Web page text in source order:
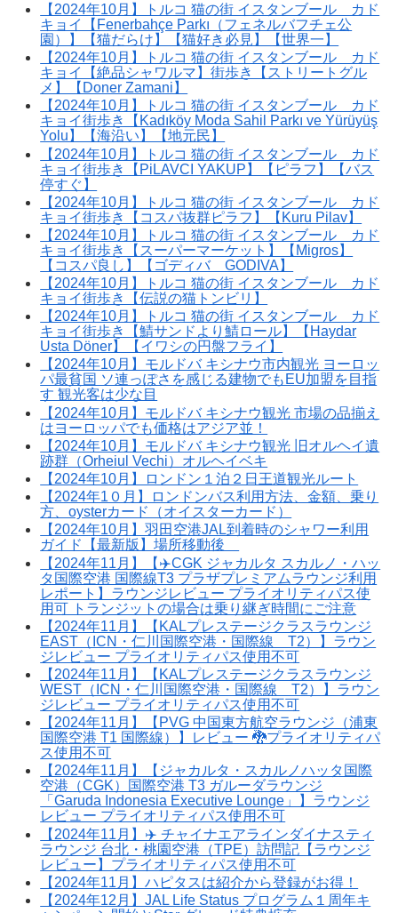
【2024年10月】トルコ 猫の街 イスタンブール カド
キョイ【Fenerbahçe Parkı（フェネルバフチェ公
園）】【猫だらけ】【猫好き必見】【世界一】
【2024年10月】トルコ 猫の街 イスタンブール カド
キョイ【絶品シャワルマ】街歩き【ストリートグル
メ】【Doner Zamani】
【2024年10月】トルコ 猫の街 イスタンブール カド
キョイ街歩き【Kadıköy Moda Sahil Parkı ve Yürüyüş
Yolu】【海沿い】【地元民】
【2024年10月】トルコ 猫の街 イスタンブール カド
キョイ街歩き【PiLAVCI YAKUP】【ピラフ】【バス
停すぐ】
【2024年10月】トルコ 猫の街 イスタンブール カド
キョイ街歩き【コスパ抜群ピラフ】【Kuru Pilav】
【2024年10月】トルコ 猫の街 イスタンブール カド
キョイ街歩き【スーパーマーケット】【Migros】
【コスパ良し】【ゴディバ GODIVA】
【2024年10月】トルコ 猫の街 イスタンブール カド
キョイ街歩き【伝説の猫トンビリ】
【2024年10月】トルコ 猫の街 イスタンブール カド
キョイ街歩き【鯖サンドより鯖ロール】【Haydar
Usta Döner】【イワシの円盤フライ】
【2024年10月】モルドバ キシナウ市内観光 ヨーロッ
パ最貧国 ソ連っぽさを感じる建物でもEU加盟を目指
す 観光客は少な目
【2024年10月】モルドバ キシナウ観光 市場の品揃え
はヨーロッパでも価格はアジア並！
【2024年10月】モルドバ キシナウ観光 旧オルヘイ遺
跡群（Orheiul Vechi）オルヘイベキ
【2024年10月】ロンドン１泊２日王道観光ルート
【2024年1０月】ロンドンバス利用方法、金額、乗り
方、oysterカード（オイスターカード）
【2024年10月】羽田空港JAL到着時のシャワー利用
ガイド【最新版】場所移動後
【2024年11月】【✈️CGK ジャカルタ スカルノ・ハッ
タ国際空港 国際線T3 プラザプレミアムラウンジ利用
レポート】ラウンジレビュー プライオリティパス使
用可 トランジットの場合は乗り継ぎ時間にご注意
【2024年11月】【KALプレステージクラスラウンジ
EAST（ICN・仁川国際空港・国際線 T2）】ラウン
ジレビュー プライオリティパス使用不可
【2024年11月】【KALプレステージクラスラウンジ
WEST（ICN・仁川国際空港・国際線 T2）】ラウン
ジレビュー プライオリティパス使用不可
【2024年11月】【PVG 中国東方航空ラウンジ（浦東
国際空港 T1 国際線）】レビュー 🐉プライオリティパ
ス使用不可
【2024年11月】【ジャカルタ・スカルノハッタ国際
空港（CGK）国際空港 T3 ガルーダラウンジ
「Garuda Indonesia Executive Lounge」】ラウンジ
レビュー プライオリティパス使用不可
【2024年11月】✈️ チャイナエアラインダイナスティ
ラウンジ 台北・桃園空港（TPE）訪問記【ラウンジ
レビュー】プライオリティパス使用不可
【2024年11月】ハピタスは紹介から登録がお得！
【2024年12月】JAL Life Status プログラム１周年キ